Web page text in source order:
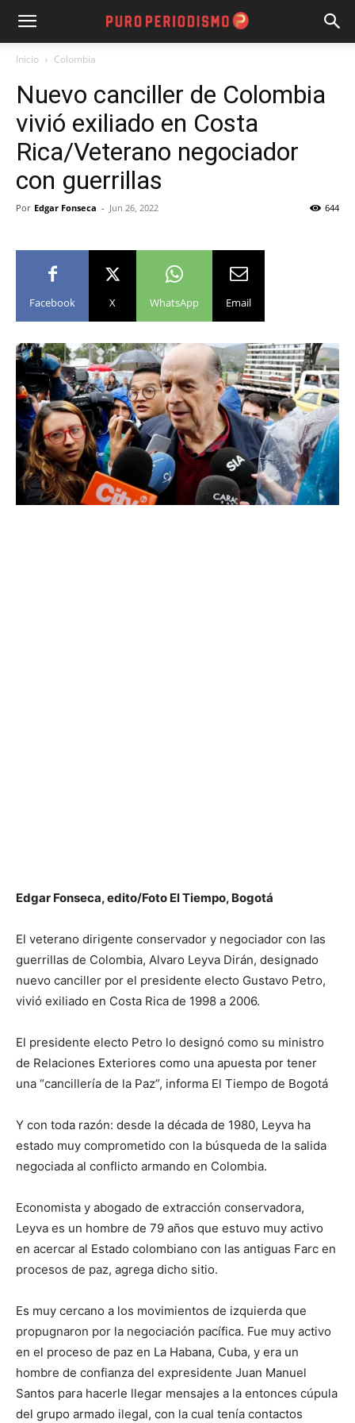
Inicio Colombia
Nuevo canciller de Colombia
vivió exiliado en Costa
Rica/Veterano negociador
con guerrillas
Por Edgar Fonseca - Jun 26, 2022 644
Facebook X WhatsApp Email
Edgar Fonseca, edito/Foto El Tiempo, Bogotá
El veterano dirigente conservador y negociador con las
guerrillas de Colombia, Alvaro Leyva Dirán, designado
nuevo canciller por el presidente electo Gustavo Petro,
vivió exiliado en Costa Rica de 1998 a 2006.
El presidente electo Petro lo designó como su ministro
de Relaciones Exteriores como una apuesta por tener
una “cancillería de la Paz”, informa El Tiempo de Bogotá
Y con toda razón: desde la década de 1980, Leyva ha
estado muy comprometido con la búsqueda de la salida
negociada al conflicto armando en Colombia.
Economista y abogado de extracción conservadora,
Leyva es un hombre de 79 años que estuvo muy activo
en acercar al Estado colombiano con las antiguas Farc en
procesos de paz, agrega dicho sitio.
Es muy cercano a los movimientos de izquierda que
propugnaron por la negociación pacífica. Fue muy activo
en el proceso de paz en La Habana, Cuba, y era un
hombre de confianza del expresidente Juan Manuel
Santos para hacerle llegar mensajes a la entonces cúpula
del grupo armado ilegal, con la cual tenía contactos